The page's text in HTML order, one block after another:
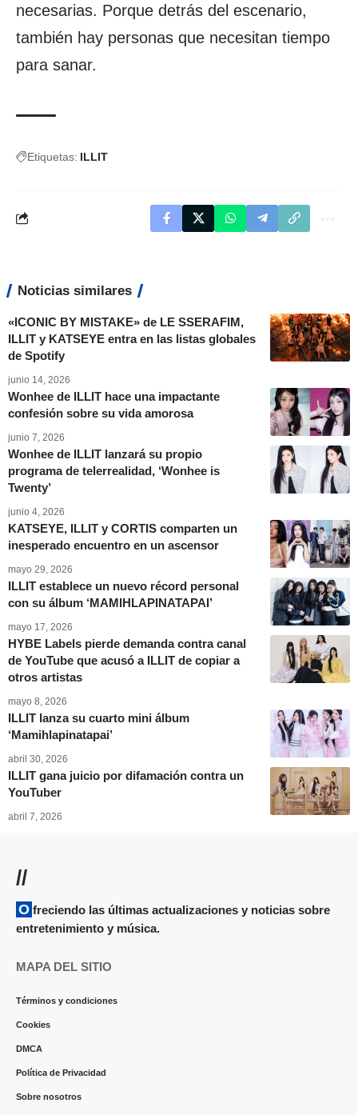
necesarias. Porque detrás del escenario,
también hay personas que necesitan tiempo
para sanar.
Etiquetas: ILLIT
Noticias similares
«ICONIC BY MISTAKE» de LE SSERAFIM,
ILLIT y KATSEYE entra en las listas globales
de Spotify
junio 14, 2026
Wonhee de ILLIT hace una impactante
confesión sobre su vida amorosa
junio 7, 2026
Wonhee de ILLIT lanzará su propio
programa de telerrealidad, ‘Wonhee is
Twenty’
junio 4, 2026
KATSEYE, ILLIT y CORTIS comparten un
inesperado encuentro en un ascensor
mayo 29, 2026
ILLIT establece un nuevo récord personal
con su álbum ‘MAMIHLAPINATAPAI’
mayo 17, 2026
HYBE Labels pierde demanda contra canal
de YouTube que acusó a ILLIT de copiar a
otros artistas
mayo 8, 2026
ILLIT lanza su cuarto mini álbum
‘Mamihlapinatapai’
abril 30, 2026
ILLIT gana juicio por difamación contra un
YouTuber
abril 7, 2026
//
Ofreciendo las últimas actualizaciones y noticias sobre
entretenimiento y música.
MAPA DEL SITIO
Términos y condiciones
Cookies
DMCA
Política de Privacidad
Sobre nosotros